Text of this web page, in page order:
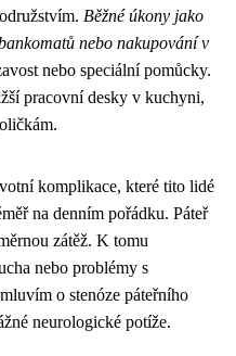
Běžné úkony jako
nebo nakupování v
nebo speciální pomůcky.
pracovní desky v kuchyni,
komplikace, které tito lidé
na denním pořádku. Páteř
zátěž. K tomu
nebo problémy s
o stenóze páteřního
neurologické potíže.